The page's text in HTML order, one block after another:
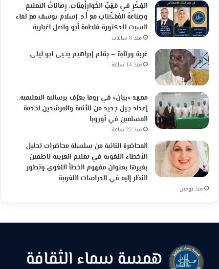
الفِكْرِ في مَهَبِّ الخَوارِزْمِيّات: رِهاناتُ التعليمِ
وصِناعةُ المُمَكِّناتِ مع أ.د. إسلام يوسف مع لقاء
السبت للدكتورة فاطمة أبو واصل اغبارية
منذ 8 ساعات
غربة ورتابة – بقلم إبراهيم يحيى ابو ليلى.
منذ 14 ساعة
معهد «بيان» في روما يعرّف برسالته التعليمية..
إعداد جيل جديد من الأئمة والمرشدين لخدمة
المسلمين في أوروبا
منذ 22 ساعة
المحاضرة الثانية من سلسلة محاضرات تحليل
الأخطاء اللغوية في تعليم العربية ناطقين
بغيرها بعنوان مفهوم الخطأ اللغوي وتطور
النظر إليه في الدراسات اللغوية
منذ يومين